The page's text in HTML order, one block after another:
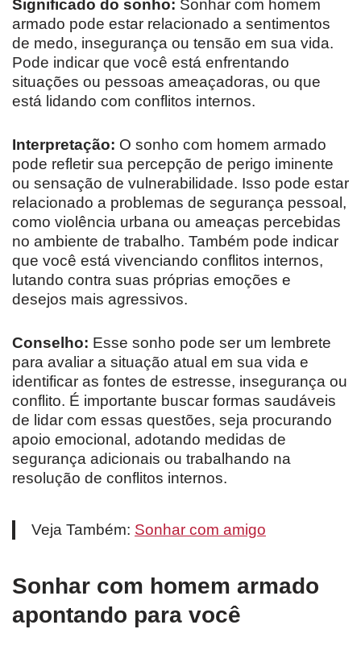
Significado do sonho: Sonhar com homem
armado pode estar relacionado a sentimentos
de medo, insegurança ou tensão em sua vida.
Pode indicar que você está enfrentando
situações ou pessoas ameaçadoras, ou que
está lidando com conflitos internos.
Interpretação: O sonho com homem armado
pode refletir sua percepção de perigo iminente
ou sensação de vulnerabilidade. Isso pode estar
relacionado a problemas de segurança pessoal,
como violência urbana ou ameaças percebidas
no ambiente de trabalho. Também pode indicar
que você está vivenciando conflitos internos,
lutando contra suas próprias emoções e
desejos mais agressivos.
Conselho: Esse sonho pode ser um lembrete
para avaliar a situação atual em sua vida e
identificar as fontes de estresse, insegurança ou
conflito. É importante buscar formas saudáveis
de lidar com essas questões, seja procurando
apoio emocional, adotando medidas de
segurança adicionais ou trabalhando na
resolução de conflitos internos.
Veja Também: Sonhar com amigo
Sonhar com homem armado
apontando para você